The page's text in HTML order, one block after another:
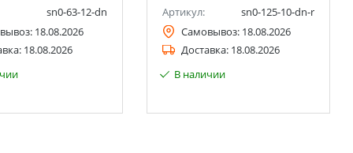
sn0-63-12-dn
18.08.2026
18.08.2026
Артикул:
sn0-125-10-dn-r
Самовывоз: 18.08.2026
Доставка: 18.08.2026
В наличии